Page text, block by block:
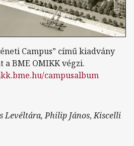
Campus” című kiadvány
a BME OMIKK végzi.
campusalbum
Levéltára, Philip János,Kiscelli